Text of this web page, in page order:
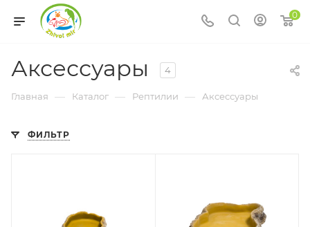
0
Аксессуары 4
Главная — Каталог — Рептилии — Аксессуары
ФИЛЬТР